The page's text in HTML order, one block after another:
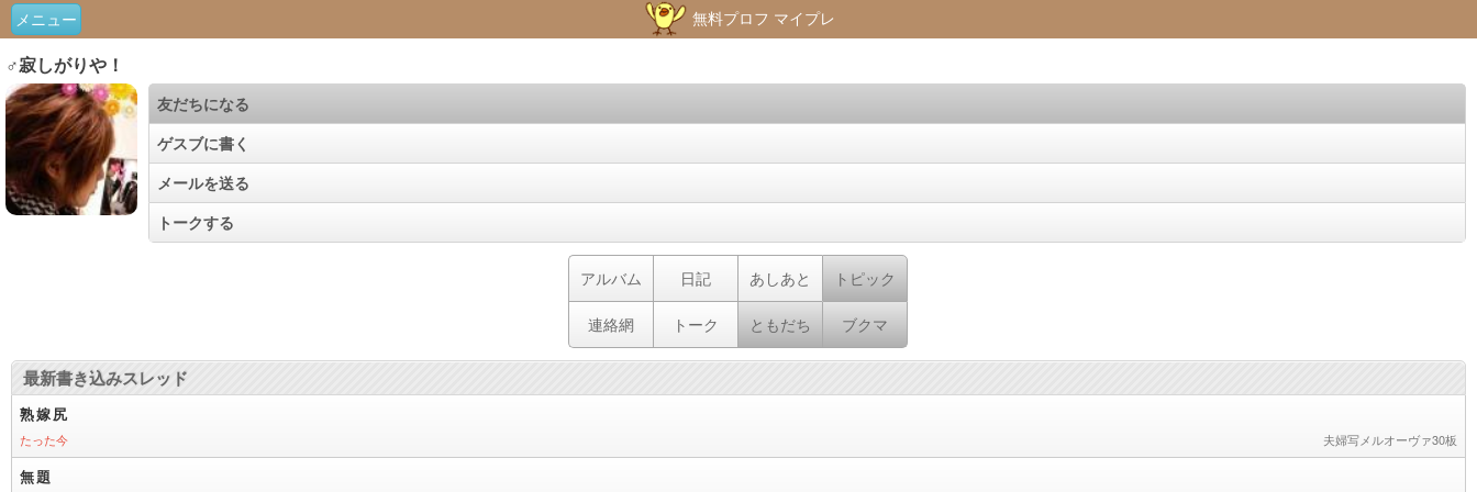
メニュー 無料プロフ マイプレ
♂寂しがりや！
友だちになる
ゲスブに書く
メールを送る
トークする
アルバム 日記 あしあと トピック
連絡網 トーク ともだち ブクマ